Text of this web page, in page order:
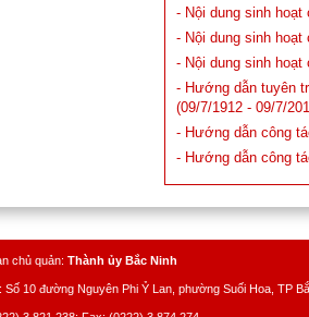
- Nội dung sinh hoạt
- Nội dung sinh hoạt
- Nội dung sinh hoạt
- Hướng dẫn tuyên
(09/7/1912 - 09/7/
- Hướng dẫn công
- Hướng dẫn công
chủ quản: Thành ủy Bắc Ninh
Số 10 đường Nguyên Phi Ỷ Lan, phường Suối Hoa, TP